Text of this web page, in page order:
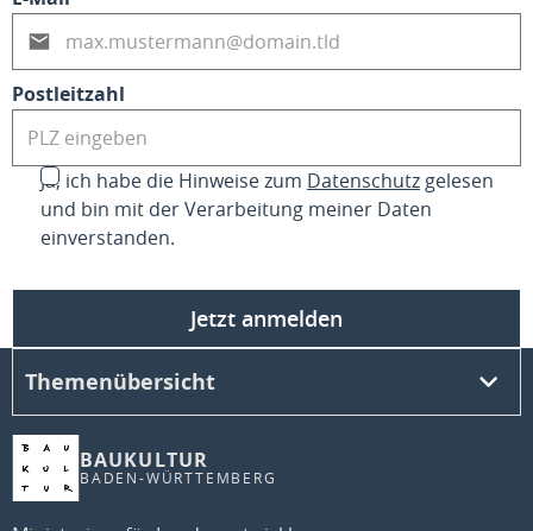
Postleitzahl
Ja, ich habe die Hinweise zum Datenschutz gelesen
und bin mit der Verarbeitung meiner Daten
einverstanden.
Jetzt anmelden
BAUKULTUR
BADEN-WÜRTTEMBERG
Themenübersicht